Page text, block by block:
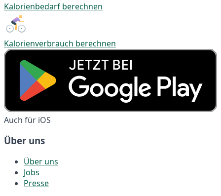
Kalorienbedarf berechnen
Kalorienverbrauch berechnen
Auch für iOS
Über uns
Über uns
Jobs
Presse